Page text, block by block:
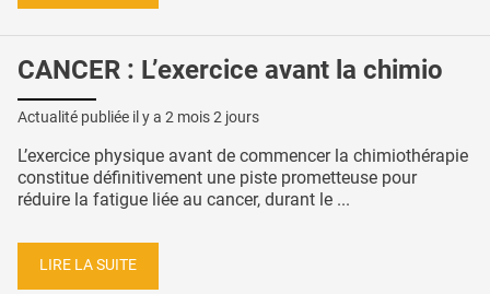
CANCER : L’exercice avant la chimio
Actualité publiée il y a 2 mois 2 jours
L’exercice physique avant de commencer la chimiothérapie
constitue définitivement une piste prometteuse pour
réduire la fatigue liée au cancer, durant le ...
LIRE LA SUITE